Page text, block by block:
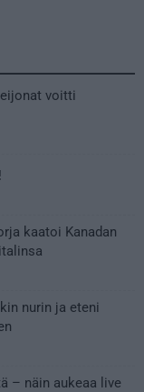
voitti
kaatoi Kanadan
nurin ja eteni
– näin aukeaa live